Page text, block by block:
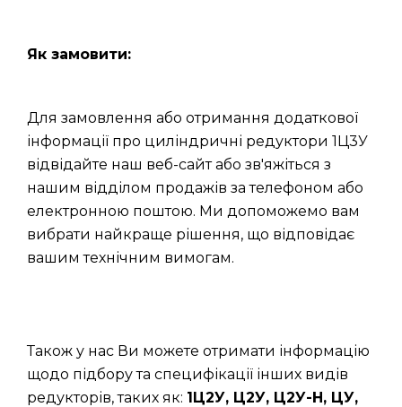
Як замовити:
Для замовлення або отримання додаткової
інформації про циліндричні редуктори 1Ц3У
відвідайте наш веб-сайт або зв'яжіться з
нашим відділом продажів за телефоном або
електронною поштою. Ми допоможемо вам
вибрати найкраще рішення, що відповідає
вашим технічним вимогам.
Також у нас Ви можете отримати інформацію
щодо підбору та специфікації інших видів
редукторів, таких як: 1Ц2У, Ц2У, Ц2У-Н, ЦУ,